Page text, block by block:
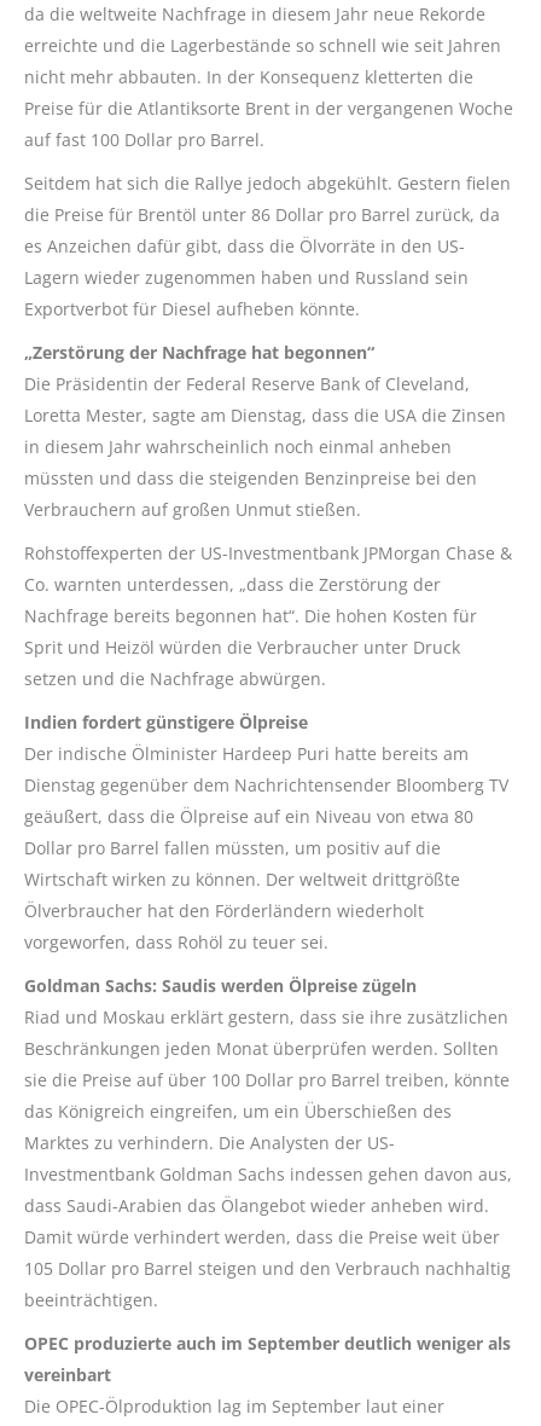
da die weltweite Nachfrage in diesem Jahr neue Rekorde
erreichte und die Lagerbestände so schnell wie seit Jahren
nicht mehr abbauten. In der Konsequenz kletterten die
Preise für die Atlantiksorte Brent in der vergangenen Woche
auf fast 100 Dollar pro Barrel.
Seitdem hat sich die Rallye jedoch abgekühlt. Gestern fielen
die Preise für Brentöl unter 86 Dollar pro Barrel zurück, da
es Anzeichen dafür gibt, dass die Ölvorräte in den US-
Lagern wieder zugenommen haben und Russland sein
Exportverbot für Diesel aufheben könnte.
„Zerstörung der Nachfrage hat begonnen“
Die Präsidentin der Federal Reserve Bank of Cleveland,
Loretta Mester, sagte am Dienstag, dass die USA die Zinsen
in diesem Jahr wahrscheinlich noch einmal anheben
müssten und dass die steigenden Benzinpreise bei den
Verbrauchern auf großen Unmut stießen.
Rohstoffexperten der US-Investmentbank JPMorgan Chase &
Co. warnten unterdessen, „dass die Zerstörung der
Nachfrage bereits begonnen hat“. Die hohen Kosten für
Sprit und Heizöl würden die Verbraucher unter Druck
setzen und die Nachfrage abwürgen.
Indien fordert günstigere Ölpreise
Der indische Ölminister Hardeep Puri hatte bereits am
Dienstag gegenüber dem Nachrichtensender Bloomberg TV
geäußert, dass die Ölpreise auf ein Niveau von etwa 80
Dollar pro Barrel fallen müssten, um positiv auf die
Wirtschaft wirken zu können. Der weltweit drittgrößte
Ölverbraucher hat den Förderländern wiederholt
vorgeworfen, dass Rohöl zu teuer sei.
Goldman Sachs: Saudis werden Ölpreise zügeln
Riad und Moskau erklärt gestern, dass sie ihre zusätzlichen
Beschränkungen jeden Monat überprüfen werden. Sollten
sie die Preise auf über 100 Dollar pro Barrel treiben, könnte
das Königreich eingreifen, um ein Überschießen des
Marktes zu verhindern. Die Analysten der US-
Investmentbank Goldman Sachs indessen gehen davon aus,
dass Saudi-Arabien das Ölangebot wieder anheben wird.
Damit würde verhindert werden, dass die Preise weit über
105 Dollar pro Barrel steigen und den Verbrauch nachhaltig
beeinträchtigen.
OPEC produzierte auch im September deutlich weniger als
vereinbart
Die OPEC-Ölproduktion lag im September laut einer